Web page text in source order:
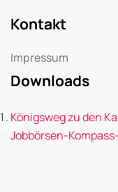
Kontakt
Impressum
Downloads
Königsweg zu den
Jobbörsen-